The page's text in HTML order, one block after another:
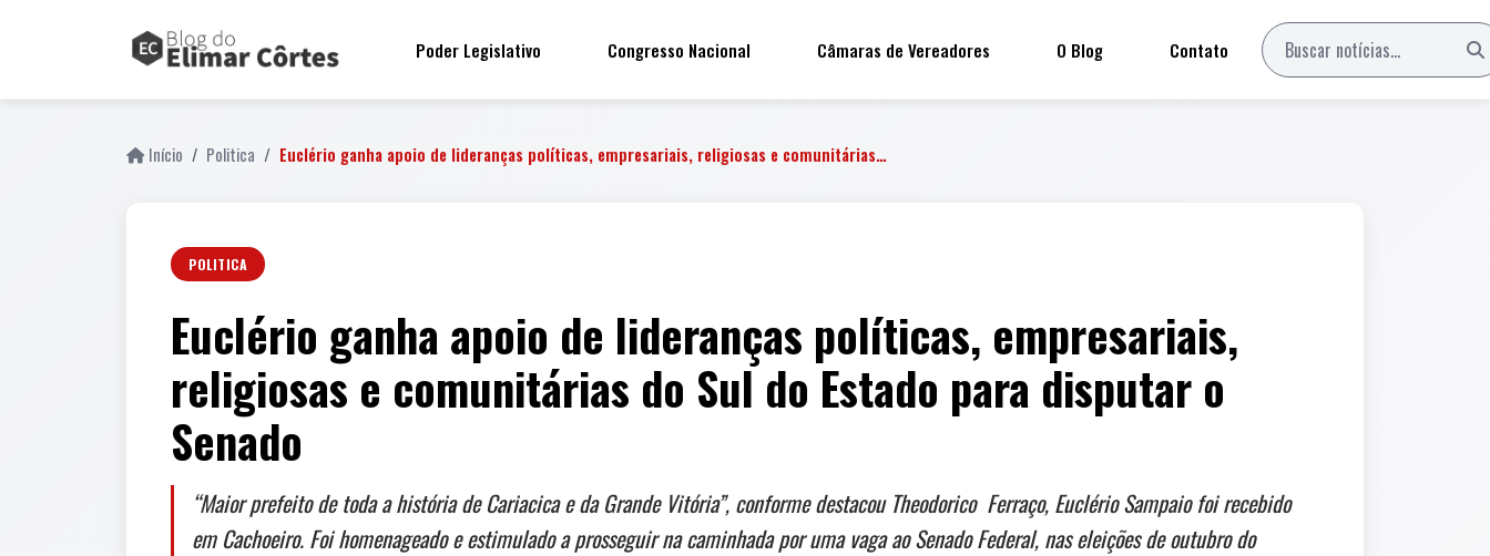
Poder Legislativo Congresso Nacional Câmaras de Vereadores O Blog Contato
Início Politica Euclério ganha apoio de lideranças políticas, empresariais, religiosas e comunitárias…
POLITICA
Euclério ganha apoio de lideranças políticas, empresariais,
religiosas e comunitárias do Sul do Estado para disputar o
Senado
“Maior prefeito de toda a história de Cariacica e da Grande Vitória”, conforme destacou Theodorico Ferraço, Euclério Sampaio foi recebido
em Cachoeiro. Foi homenageado e estimulado a prosseguir na caminhada por uma vaga ao Senado Federal, nas eleições de outubro do